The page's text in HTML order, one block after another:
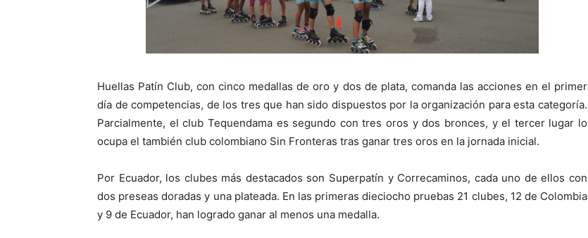
Huellas Patín Club, con cinco medallas de oro y dos de plata, comanda las acciones en el primer
día de competencias, de los tres que han sido dispuestos por la organización para esta categoría.
Parcialmente, el club Tequendama es segundo con tres oros y dos bronces, y el tercer lugar lo
ocupa el también club colombiano Sin Fronteras tras ganar tres oros en la jornada inicial.
Por Ecuador, los clubes más destacados son Superpatín y Correcaminos, cada uno de ellos con
dos preseas doradas y una plateada. En las primeras dieciocho pruebas 21 clubes, 12 de Colombia
y 9 de Ecuador, han logrado ganar al menos una medalla.